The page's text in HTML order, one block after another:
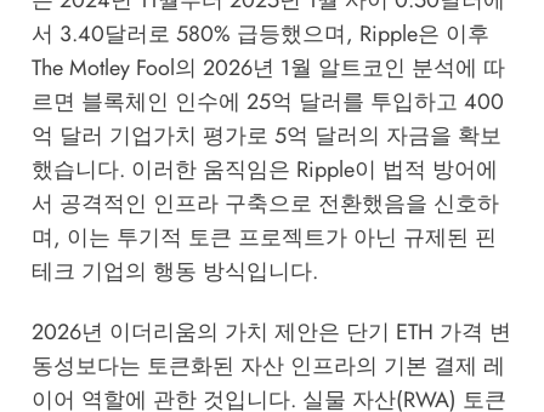
서 3.40달러로 580% 급등했으며, Ripple은 이후
The Motley Fool의 2026년 1월 알트코인 분석에 따
르면 블록체인 인수에 25억 달러를 투입하고 400
억 달러 기업가치 평가로 5억 달러의 자금을 확보
했습니다. 이러한 움직임은 Ripple이 법적 방어에
서 공격적인 인프라 구축으로 전환했음을 신호하
며, 이는 투기적 토큰 프로젝트가 아닌 규제된 핀
테크 기업의 행동 방식입니다.
2026년 이더리움의 가치 제안은 단기 ETH 가격 변
동성보다는 토큰화된 자산 인프라의 기본 결제 레
이어 역할에 관한 것입니다. 실물 자산(RWA) 토큰